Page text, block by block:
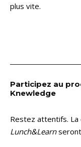
plus vite.
Participez au
Knewledge
Restez attentifs.
Lunch&Learnseront